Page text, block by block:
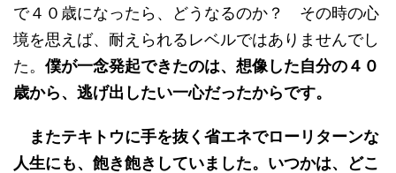
で４０歳になったら、どうなるのか？ その時の心
境を思えば、耐えられるレベルではありませんでし
た。 僕が一念発起できたのは、想像した自分の４０
歳から、逃げ出したい一心だったからです。
またテキトウに手を抜く省エネでローリターンな
人生にも、飽き飽きしていました。いつかは、どこ